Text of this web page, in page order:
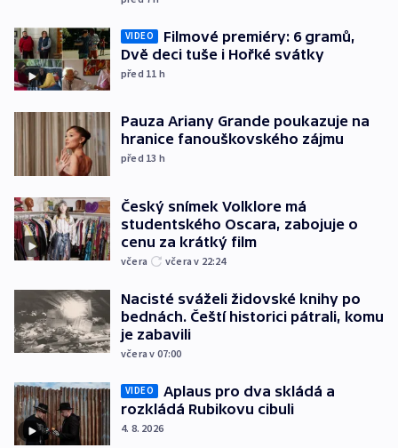
VIDEO
Filmové premiéry: 6 gramů,
Dvě deci tuše i Hořké svátky
před 11 h
Pauza Ariany Grande poukazuje na
hranice fanouškovského zájmu
před 13 h
Český snímek Volklore má
studentského Oscara, zabojuje o
cenu za krátký film
včera včera v 22:24
Nacisté sváželi židovské knihy po
bednách. Čeští historici pátrali, komu
je zabavili
včera v 07:00
VIDEO
Aplaus pro dva skládá a
rozkládá Rubikovu cibuli
4. 8. 2026